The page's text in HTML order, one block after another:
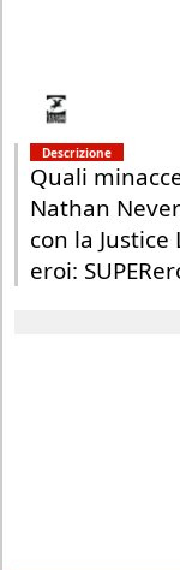
Descrizione
Quali
Nathan
con la
eroi: